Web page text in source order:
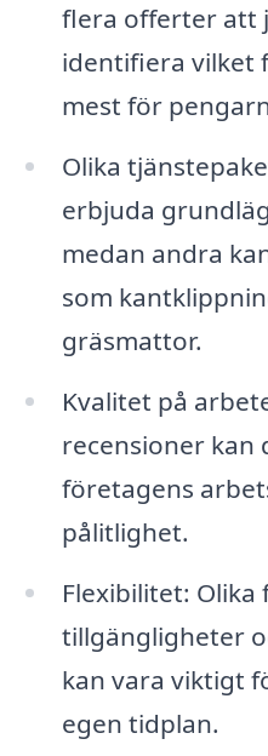
flera offerter att
identifiera vilket
mest för
Olika
erbjuda
medan andra
som
gräsmattor.
Kvalitet på
recensioner kan
företagens
pålitlighet.
Flexibilitet:
tillgängligheter
kan vara viktigt
egen tidplan.